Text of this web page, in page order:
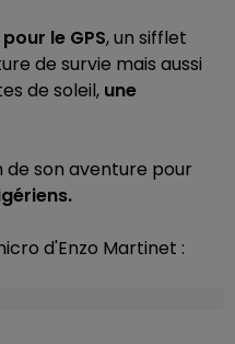
le GPS, un sifflet
de survie mais aussi
de soleil, une
de son aventure pour
d'Enzo Martinet :